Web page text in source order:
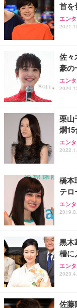
首を
エン
佐々
豪の
エン
栗山
燗
エン
橋本
テ
エン
黒木
槽に
エン
佐